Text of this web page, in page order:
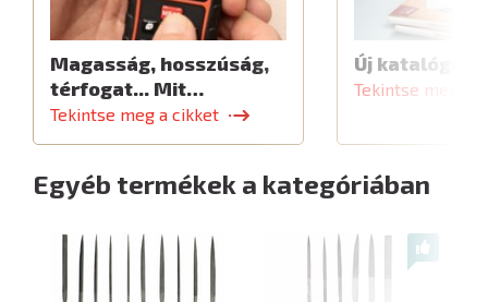
Magasság, hosszúság,
térfogat... Mit…
Tekintse meg a cikket
Új katalógus
Tekintse meg a
Egyéb termékek a kategóriában